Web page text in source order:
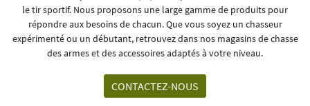
le tir sportif. Nous proposons une large gamme de produits pour
répondre aux besoins de chacun. Que vous soyez un chasseur
expérimenté ou un débutant, retrouvez dans nos magasins de chasse
des armes et des accessoires adaptés à votre niveau.
CONTACTEZ-NOUS